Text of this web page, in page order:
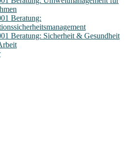
Beratung:
Beratung: Sicherheit & Gesundheit